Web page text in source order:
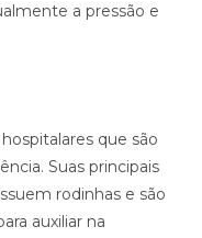
a pressão e
que são
Suas principais
rodinhas e são
auxiliar na